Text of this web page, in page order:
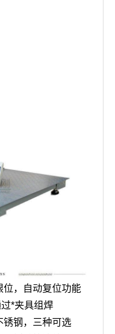
位，自动复位功能
*夹具组焊
锈钢，三种可选